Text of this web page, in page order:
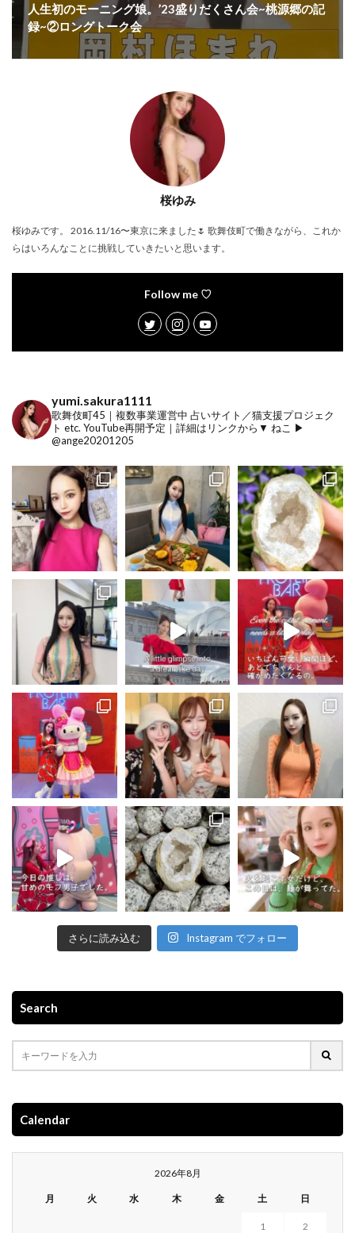
人生初のモーニング娘。’23盛りだくさん会~桃源郷の記
録~②ロングトーク会
桜ゆみ
桜ゆみです。 2016.11/16〜東京に来ました🌷 歌舞伎町で働きながら、これか
らはいろんなことに挑戦していきたいと思います。
Follow me ♡
yumi.sakura1111
歌舞伎町45｜複数事業運営中 占いサイト／猫支援プロジェク
ト etc. YouTube再開予定｜詳細はリンクから▼ ねこ ▶︎
@ange20201205
さらに読み込む Instagram でフォロー
Search
Calendar
2026年8月
月 火 水 木 金 土 日
1 2